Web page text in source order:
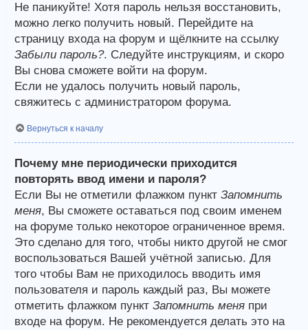
Не паникуйте! Хотя пароль нельзя восстановить,
можно легко получить новый. Перейдите на
страницу входа на форум и щёлкните на ссылку
Забыли пароль?. Следуйте инструкциям, и скоро
Вы снова сможете войти на форум.
Если не удалось получить новый пароль,
свяжитесь с администратором форума.
Вернуться к началу
Почему мне периодически приходится
повторять ввод имени и пароля?
Если Вы не отметили флажком пункт Запомнить
меня, Вы сможете оставаться под своим именем
на форуме только некоторое ограниченное время.
Это сделано для того, чтобы никто другой не смог
воспользоваться Вашей учётной записью. Для
того чтобы Вам не приходилось вводить имя
пользователя и пароль каждый раз, Вы можете
отметить флажком пункт Запомнить меня при
входе на форум. Не рекомендуется делать это на